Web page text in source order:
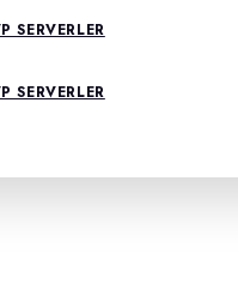
SERVERLER
SERVERLER